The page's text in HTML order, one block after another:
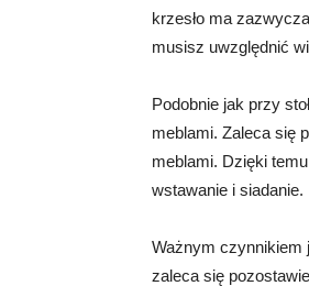
krzesło ma
musisz uwzględnić
Podobnie jak przy
meblami. Zaleca się
meblami. Dzięki
wstawanie i siadanie.
Ważnym czynnikiem
zaleca się